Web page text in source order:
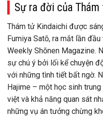
Sự ra đời của
Thám tử Kindaichi được
Fumiya Satō, ra mắt lần
Weekly Shōnen Magazine.
sự chú ý bởi lối kể chuyện
với những tình tiết bất ngờ.
Hajime – một học sinh
việt và khả năng quan sát
những vụ án tưởng chừng